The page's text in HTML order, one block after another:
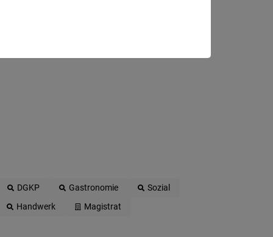
DGKP Gastronomie
Sozial
Handwerk
Magistrat